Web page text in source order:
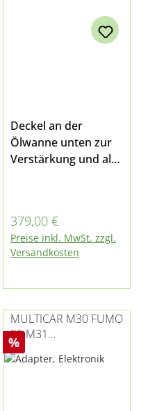
Deckel an der
Ölwanne unten zur
Verstärkung und als
M31
Regulärer Preis:
379,00 €
Preise inkl. MwSt. zzgl.
Versandkosten
Rabatt
%
MULTICAR M30 FUMO
E5 M31
KRAFTSTOFFLEITUNG